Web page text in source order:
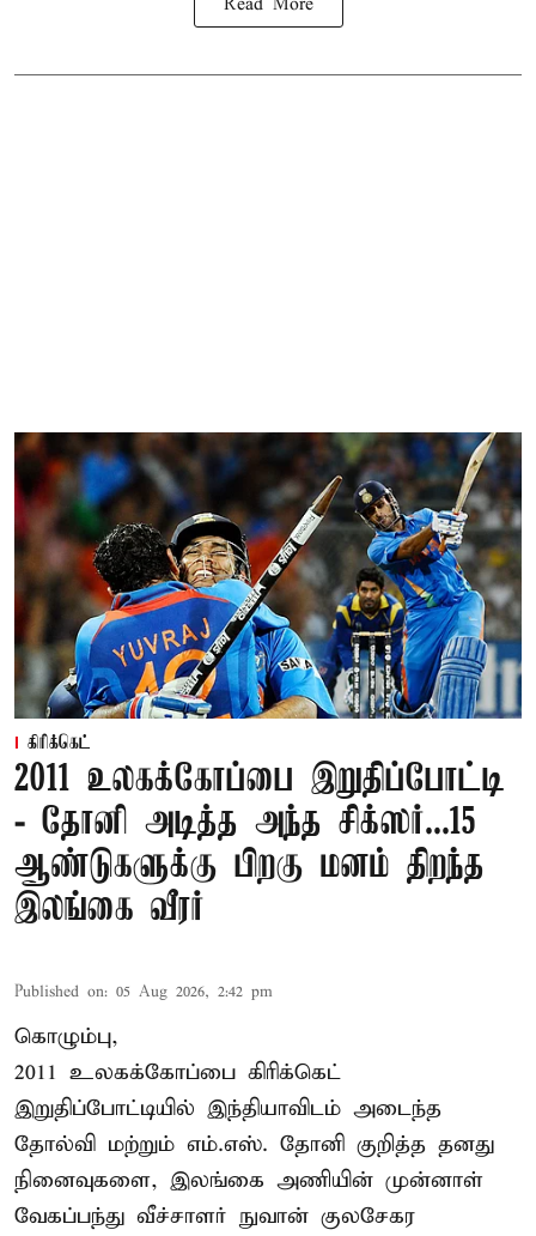
Read More
கிரிக்கெட்
2011 உலகக்கோப்பை இறுதிப்போட்டி
- தோனி அடித்த அந்த சிக்ஸர்...15
ஆண்டுகளுக்கு பிறகு மனம் திறந்த
இலங்கை வீரர்
Published on: 05 Aug 2026, 2:42 pm
கொழும்பு,
2011 உலகக்கோப்பை கிரிக்கெட்
இறுதிப்போட்டியில் இந்தியாவிடம் அடைந்த
தோல்வி மற்றும் எம்.எஸ். தோனி குறித்த தனது
நினைவுகளை, இலங்கை அணியின் முன்னாள்
வேகப்பந்து வீச்சாளர் நுவான் குலசேகர